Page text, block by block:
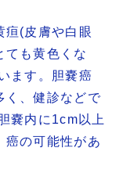
疸(皮膚や白眼
ても黄色くな
ます。胆嚢癌
く、健診などで
嚢内に1cm以上
癌の可能性があ